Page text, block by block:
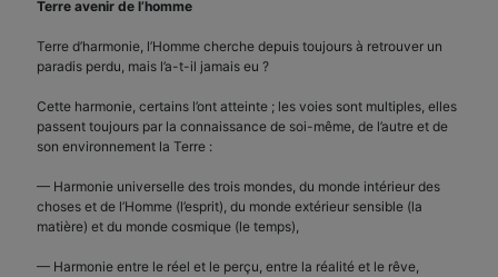
Terre avenir de l’homme
Terre d’harmonie, l’Homme cherche depuis toujours à retrouver un
paradis perdu, mais l’a-t-il jamais eu ?
Cette harmonie, certains l’ont atteinte ; les voies sont multiples, elles
passent toujours par la connaissance de soi-même, de l’autre et de
son environnement la Terre :
— Harmonie universelle des trois mondes, du monde intérieur des
choses et de l’Homme (l’esprit), du monde extérieur sensible (la
matière) et du monde cosmique (le temps),
— Harmonie entre le réel et le perçu, entre la réalité et le rêve,